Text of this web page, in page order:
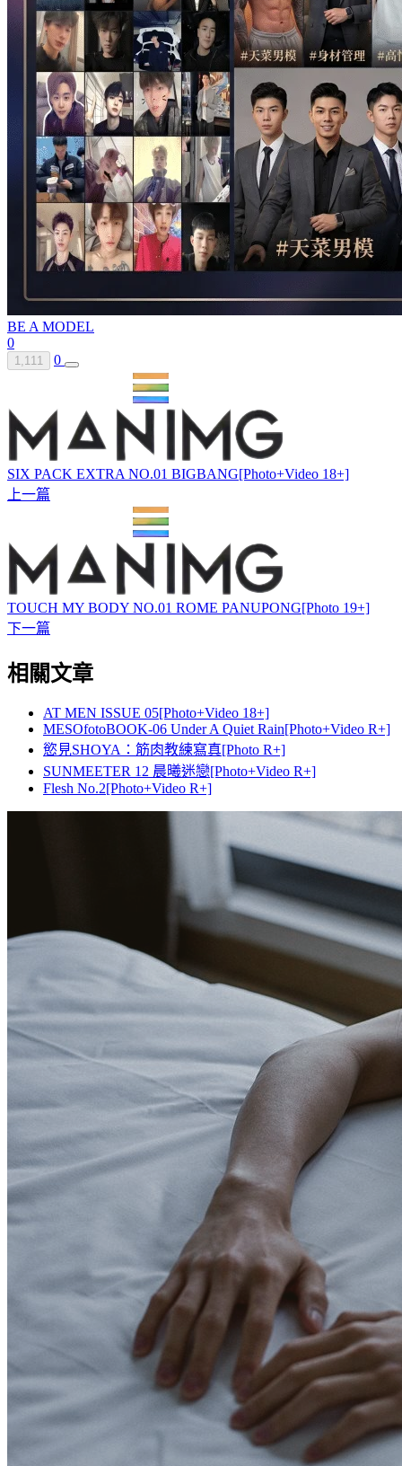
BE A MODEL
0
1,111 0
SIX PACK EXTRA NO.01 BIGBANG[Photo+Video 18+]
上一篇
TOUCH MY BODY NO.01 ROME PANUPONG[Photo 19+]
下一篇
相關文章
AT MEN ISSUE 05[Photo+Video 18+]
MESOfotoBOOK-06 Under A Quiet Rain[Photo+Video R+]
慾見SHOYA：筋肉教練寫真[Photo R+]
SUNMEETER 12 晨曦迷戀[Photo+Video R+]
Flesh No.2[Photo+Video R+]